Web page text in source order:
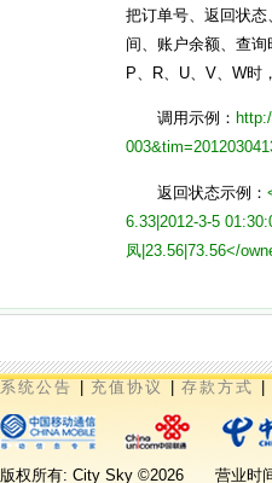
把订单号、返回状
间、账户余额、查询
P、R、U、V、W时
调用示例：
返回状态示例：
6.33|2012-3-5
凤|23.56|73.56</
系统公告 充值协议 存款方式
版权所有: City Sky ©2026 营业时间: